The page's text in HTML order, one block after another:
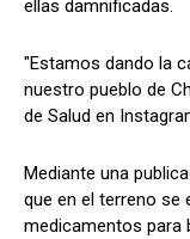
ellas damnificadas.
"Estamos dando la
nuestro pueblo de
de Salud en
Mediante una
que en el terreno se
medicamentos para